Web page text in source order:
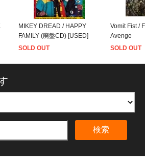
MIKEY DREAD / HAPPY
FAMILY (廃盤CD) [USED]
SOLD OUT
Vomit Fist /
Avenge
SOLD OUT
検索